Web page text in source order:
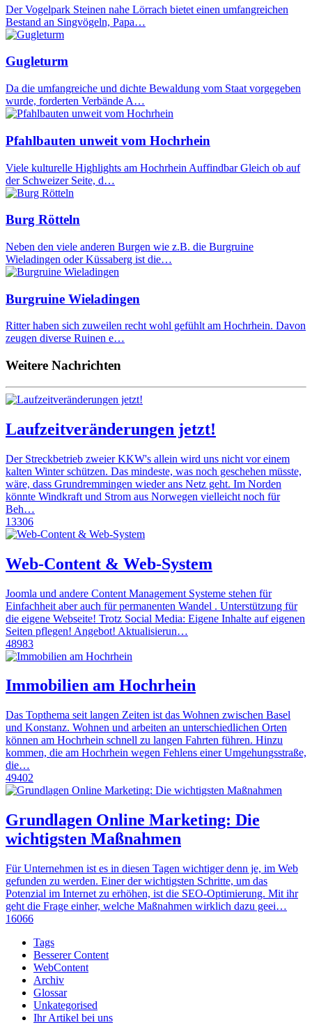
Der Vogelpark Steinen nahe Lörrach bietet einen umfangreichen
Bestand an Singvögeln, Papa…
Gugleturm
Da die umfangreiche und dichte Bewaldung vom Staat vorgegeben
wurde, forderten Verbände A…
Pfahlbauten unweit vom Hochrhein
Viele kulturelle Highlights am Hochrhein Auffindbar Gleich ob auf
der Schweizer Seite, d…
Burg Rötteln
Neben den viele anderen Burgen wie z.B. die Burgruine
Wieladingen oder Küssaberg ist die…
Burgruine Wieladingen
Ritter haben sich zuweilen recht wohl gefühlt am Hochrhein. Davon
zeugen diverse Ruinen e…
Weitere Nachrichten
Laufzeitveränderungen jetzt!
Der Streckbetrieb zweier KKW's allein wird uns nicht vor einem
kalten Winter schützen. Das mindeste, was noch geschehen müsste,
wäre, dass Grundremmingen wieder ans Netz geht. Im Norden
könnte Windkraft und Strom aus Norwegen vielleicht noch für
Beh…
13306
Web-Content & Web-System
Joomla und andere Content Management Systeme stehen für
Einfachheit aber auch für permanenten Wandel . Unterstützung für
die eigene Webseite! Trotz Social Media: Eigene Inhalte auf eigenen
Seiten pflegen! Angebot! Aktualisierun…
48983
Immobilien am Hochrhein
Das Topthema seit langen Zeiten ist das Wohnen zwischen Basel
und Konstanz. Wohnen und arbeiten an unterschiedlichen Orten
können am Hochrhein schnell zu langen Fahrten führen. Hinzu
kommen, die am Hochrhein wegen Fehlens einer Umgehungsstraße,
die…
49402
Grundlagen Online Marketing: Die
wichtigsten Maßnahmen
Für Unternehmen ist es in diesen Tagen wichtiger denn je, im Web
gefunden zu werden. Einer der wichtigsten Schritte, um das
Potenzial im Internet zu erhöhen, ist die SEO-Optimierung. Mit ihr
geht die Frage einher, welche Maßnahmen wirklich dazu geei…
16066
Tags
Besserer Content
WebContent
Archiv
Glossar
Unkategorised
Ihr Artikel bei uns